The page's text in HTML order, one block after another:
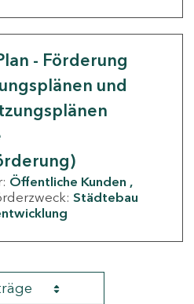
- Förderung
und
Öffentliche Kunden
Städtebau